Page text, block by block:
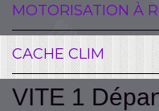
MOTORISATION À
CACHE CLIM
VITE 1